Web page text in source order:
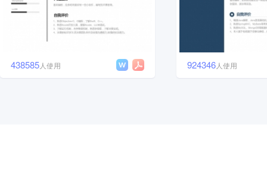
438585人使用 924346人使用